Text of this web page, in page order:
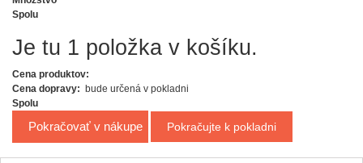
Spolu
Je tu 1 položka v košíku.
Cena produktov:
Cena dopravy: bude určená v pokladni
Spolu
Pokračovať v nákupe